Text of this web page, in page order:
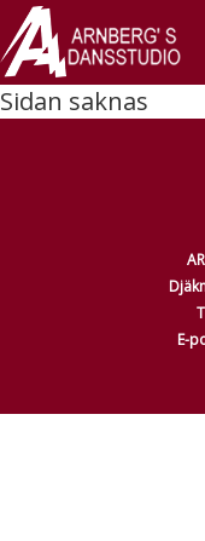
Sidan saknas
E-